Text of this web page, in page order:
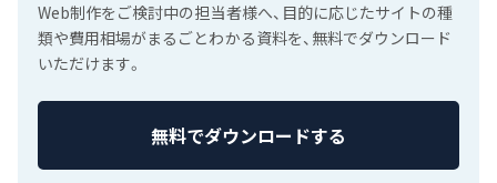
Web制作をご検討中の担当者様へ、目的に応じたサイトの種
類や費用相場がまるごとわかる資料を、無料でダウンロード
いただけます。
無料でダウンロードする